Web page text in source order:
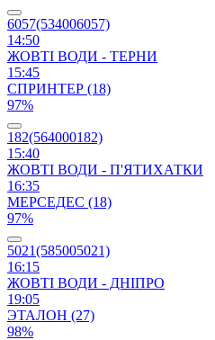
6057(534006057)
14:50
ЖОВТІ ВОДИ - ТЕРНИ
15:45
СПРИНТЕР (18)
97%
182(564000182)
15:40
ЖОВТІ ВОДИ - П'ЯТИХАТКИ
16:35
МЕРСЕДЕС (18)
97%
5021(585005021)
16:15
ЖОВТІ ВОДИ - ДНІПРО
19:05
ЭТАЛОН (27)
98%